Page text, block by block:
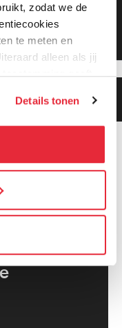
zodat we de
te meten en
alleen als jij
geeft,
informatie die zij
hun diensten. Je
uw gegevens
Details tonen
gemiddeld!